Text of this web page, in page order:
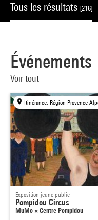
Tous les résultats [216]
Événements
Voir tout
Exposition jeune public
Pompidou Circus
MuMo × Centre Pompidou